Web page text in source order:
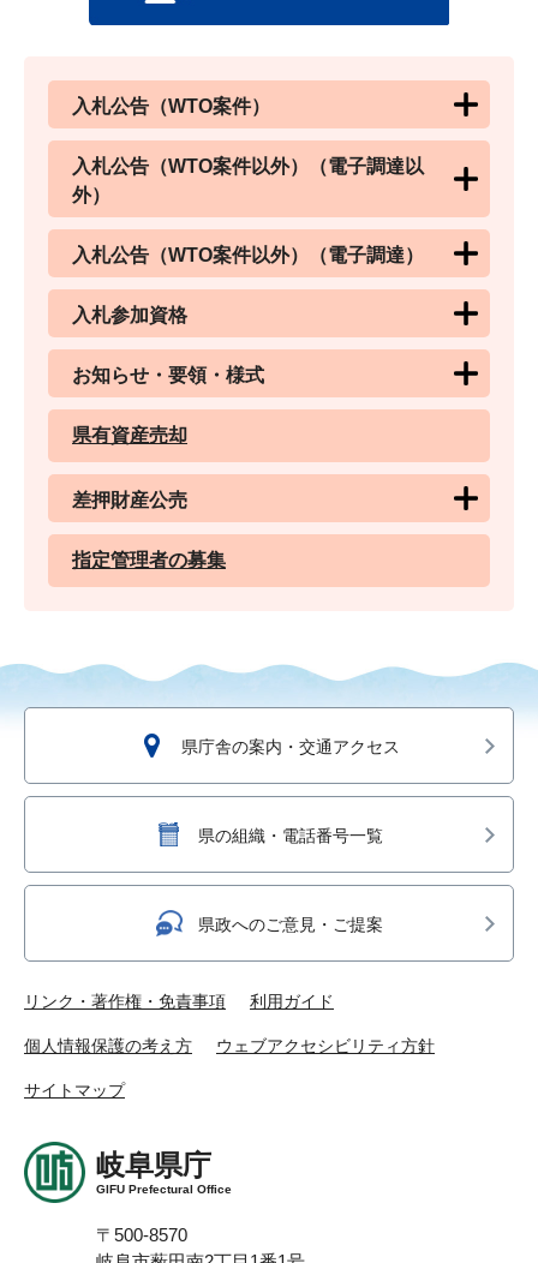
入札公告（WTO案件）
入札公告（WTO案件以外）（電子調達以
外）
入札公告（WTO案件以外）（電子調達）
入札参加資格
お知らせ・要領・様式
県有資産売却
差押財産公売
指定管理者の募集
県庁舎の案内・交通アクセス
県の組織・電話番号一覧
県政へのご意見・ご提案
リンク・著作権・免責事項 利用ガイド
個人情報保護の考え方 ウェブアクセシビリティ方針
サイトマップ
岐阜県庁
GIFU Prefectural Office
〒500-8570